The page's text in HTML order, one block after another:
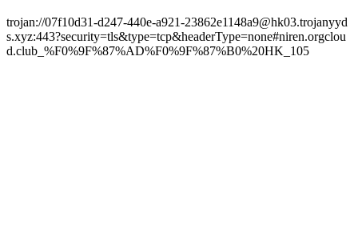
trojan://07f10d31-d247-440e-a921-23862e1148a9@hk03.trojanyyd
s.xyz:443?security=tls&type=tcp&headerType=none#niren.orgclou
d.club_%F0%9F%87%AD%F0%9F%87%B0%20HK_105